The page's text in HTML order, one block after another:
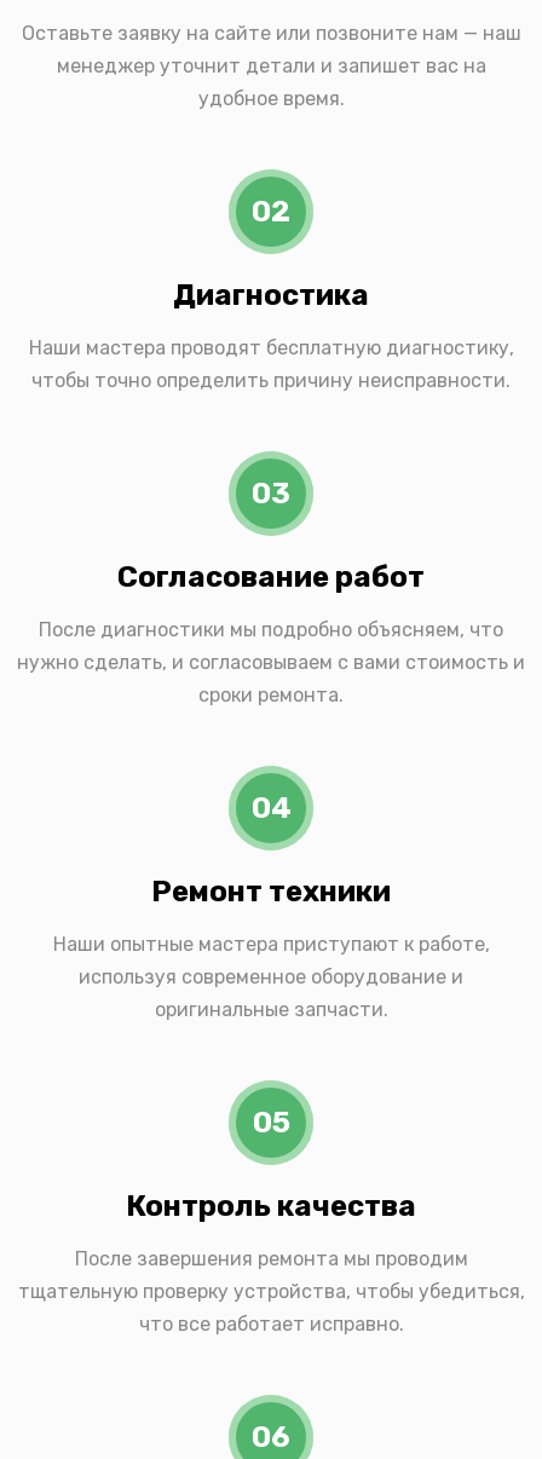
Оставьте заявку на сайте или позвоните нам — наш
менеджер уточнит детали и запишет вас на
удобное время.
02
Диагностика
Наши мастера проводят бесплатную диагностику,
чтобы точно определить причину неисправности.
03
Согласование работ
После диагностики мы подробно объясняем, что
нужно сделать, и согласовываем с вами стоимость и
сроки ремонта.
04
Ремонт техники
Наши опытные мастера приступают к работе,
используя современное оборудование и
оригинальные запчасти.
05
Контроль качества
После завершения ремонта мы проводим
тщательную проверку устройства, чтобы убедиться,
что все работает исправно.
06